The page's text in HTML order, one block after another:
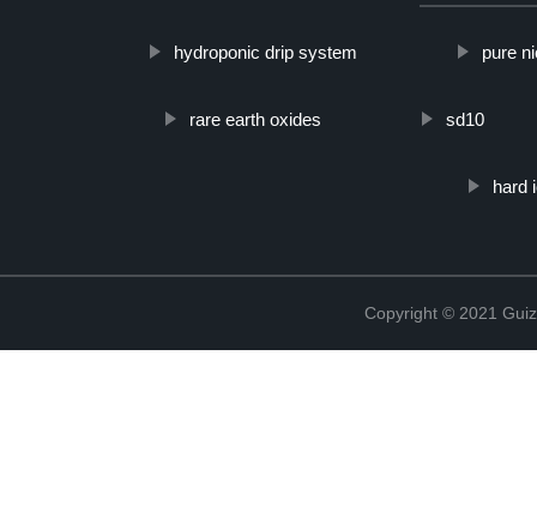
hydroponic drip system pure
rare earth oxides sd10
hard
Copyright © 2021